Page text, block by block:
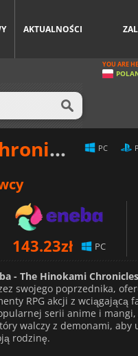
AKTUALNOŚCI
YOU ARE
2 PC
143.23zł PC
- The Hinokami
swojego poprzednika,
RPG akcji z wciągającą
serii anime i
walczy z demonami, aby
rodzinę.